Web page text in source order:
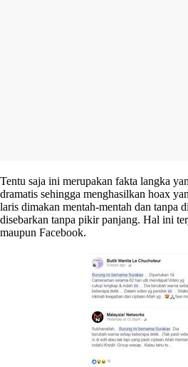
Tentu saja ini merupakan fakta langka
dramatis sehingga menghasilkan hoax
laris dimakan mentah-mentah dan tanpa
disebarkan tanpa pikir panjang. Hal ini
maupun Facebook.